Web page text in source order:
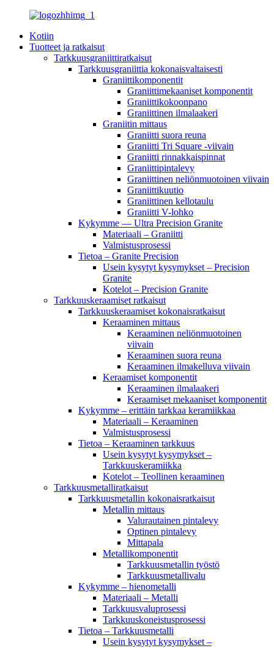
Kotiin
Tuotteet ja ratkaisut
Tarkkuusgraniittiratkaisut
Tarkkuusgraniittia kokonaisvaltaisesti
Graniittikomponentit
Graniittimekaaniset komponentit
Graniittikokoonpano
Graniittinen ilmalaakeri
Graniitin mittaus
Graniitti suora reuna
Graniitti Tri Square -viivain
Graniitti rinnakkaispinnat
Graniittipintalevy
Graniittinen neliönmuotoinen viivain
Graniittikuutio
Graniittinen kellotaulu
Graniitti V-lohko
Kykymme — Ultra Precision Granite
Materiaali – Graniitti
Valmistusprosessi
Tietoa – Granite Precision
Usein kysytyt kysymykset – Precision
Granite
Kotelot – Precision Granite
Tarkkuuskeraamiset ratkaisut
Tarkkuuskeraamiset kokonaisratkaisut
Keraaminen mittaus
Keraaminen neliönmuotoinen
viivain
Keraaminen suora reuna
Keraaminen ilmakelluva viivain
Keraamiset komponentit
Keraaminen ilmalaakeri
Keraamiset mekaaniset komponentit
Kykymme – erittäin tarkkaa keramiikkaa
Materiaali – Keraaminen
Valmistusprosessi
Tietoa – Keraaminen tarkkuus
Usein kysytyt kysymykset –
Tarkkuuskeramiikka
Kotelot – Teollinen keraaminen
Tarkkuusmetalliratkaisut
Tarkkuusmetallin kokonaisratkaisut
Metallin mittaus
Valurautainen pintalevy
Optinen pintalevy
Mittapala
Metallikomponentit
Tarkkuusmetallin työstö
Tarkkuusmetallivalu
Kykymme – hienometalli
Materiaali – Metalli
Tarkkuusvaluprosessi
Tarkkuuskoneistusprosessi
Tietoa – Tarkkuusmetalli
Usein kysytyt kysymykset –